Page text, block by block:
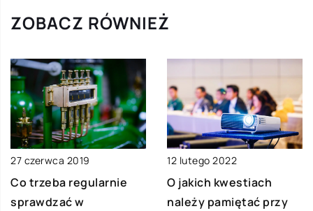
ZOBACZ RÓWNIEŻ
27 czerwca 2019
Co trzeba regularnie
sprawdzać w
12 lutego 2022
O jakich kwestiach
należy pamiętać przy